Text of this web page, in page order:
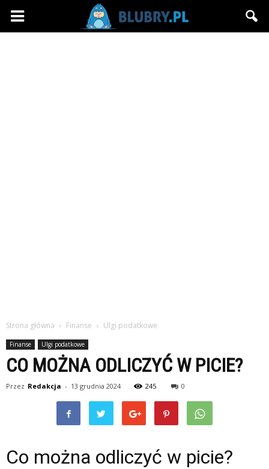
Blubry.pl
Strona główna Finanse Ulgi podatkowe
Finanse Ulgi podatkowe
CO MOŻNA ODLICZYĆ W PICIE?
Przez Redakcja - 13 grudnia 2024 245 0
Co można odliczyć w picie?